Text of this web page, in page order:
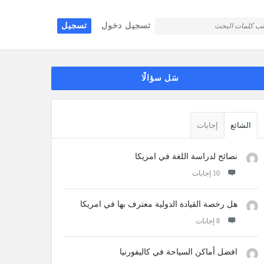
تسجيل دخول تسجيل
سَل سؤالًا
الشائع إجابات
نصائح لدراسة اللغة في امريكا
‫10 إجابات
هل رخصة القيادة الدولية معترف بها في امريكا
‫8 إجابات
افضل أماكن السياحة في كاليفورنيا